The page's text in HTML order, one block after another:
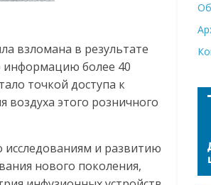
взломана в результате
информацию более 40
точкой доступа к
этого розничного
исследованиям и развитию
нового поколения,